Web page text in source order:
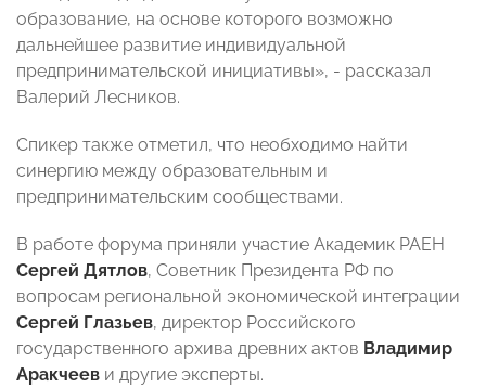
образование, на основе которого возможно
дальнейшее развитие индивидуальной
предпринимательской инициативы», - рассказал
Валерий Лесников.
Спикер также отметил, что необходимо найти
синергию между образовательным и
предпринимательским сообществами.
В работе форума приняли участие Академик РАЕН
Сергей Дятлов, Советник Президента РФ по
вопросам региональной экономической интеграции
Сергей Глазьев, директор Российского
государственного архива древних актов Владимир
Аракчеев и другие эксперты.